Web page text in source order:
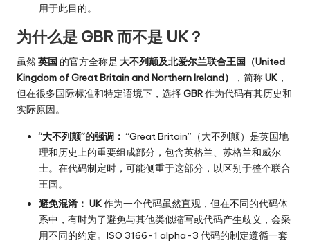
用于此目的。
为什么是 GBR 而不是 UK？
虽然 英国 的官方全称是 大不列颠及北爱尔兰联合王国（United
Kingdom of Great Britain and Northern Ireland）
，简称UK ，
但在很多国际标准和特定语境下，选择GBR作为代码有其历史和
实际原因。
“大不列颠”的强调： “Great Britain”（大不列颠）是英国地
理和历史上的重要组成部分，包含英格兰、苏格兰和威尔
士。在代码制定时，可能侧重于这部分，以区别于整个联合
王国。
避免混淆： UK作为一个代码虽然直观，但在不同的代码体
系中，有时为了避免与其他类似缩写或代码产生歧义，会采
用不同的约定。ISO 3166-1 alpha-3 代码的制定遵循一套